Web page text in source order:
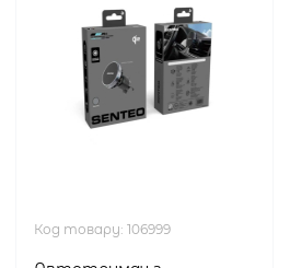
Код товару:106999